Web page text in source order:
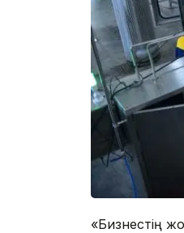
«Бизнестің